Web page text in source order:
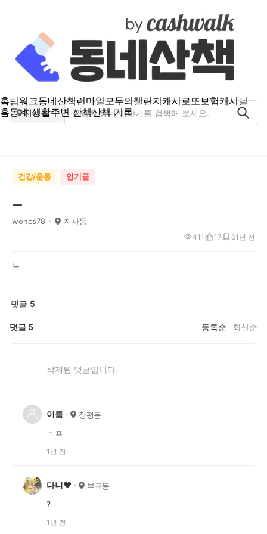
홈팀워크동네산책런마일모두의챌린지캐시로또보험캐시딜
홈동네 생활주변 산책산책 기록
지사동
건강/운동 인기글
ㅡ
woncs78 지사동
1년 전
411 17 6
ㄷ
댓글 5
댓글 5 등록순 최신순
삭제된 댓글입니다.
이름 장평동
ᆢㅍ
1년 전
다니❤️ 부곡동
?
1년 전